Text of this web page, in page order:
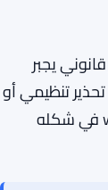
— مليارات
السماح
ستثير